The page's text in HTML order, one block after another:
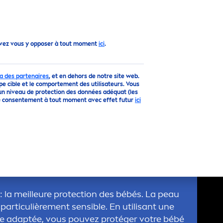
vous y opposer à tout moment ici.
des partenaires, et en dehors de notre site web.
cible et le comportement des utilisateurs. Vous
niveau de protection des données adéquat (les
consentement à tout moment avec effet futur ici
la meilleure protection des bébés. La peau
ment sensible. En utilisant une
adaptée, vous pouvez protéger votre bébé